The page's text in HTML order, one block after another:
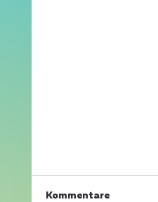
Kommentare